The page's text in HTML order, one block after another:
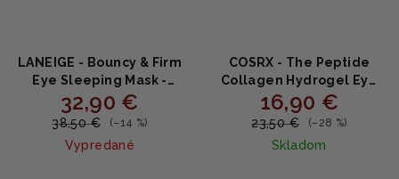
LANEIGE - Bouncy & Firm
Eye Sleeping Mask -
Rozžiarujúca a
spevňujúca nočná maska
okolo očí 20ml
32,90 €
38,50 € (–14 %)
Vypredané
COSRX - The Peptide
Collagen Hydrogel Eye
Patch 60 ks -
Hydrogélové očné
náplasti s peptidmi a
kolagénom 85g
16,90 €
23,50 € (–28 %)
Skladom